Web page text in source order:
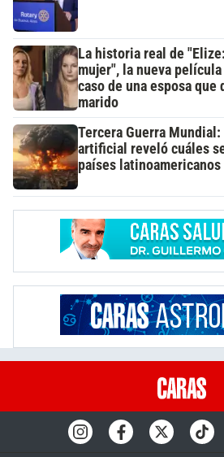
La historia real de
mujer", la nueva
caso de una esposa que
marido
Tercera Guerra
artificial reveló cuáles
países